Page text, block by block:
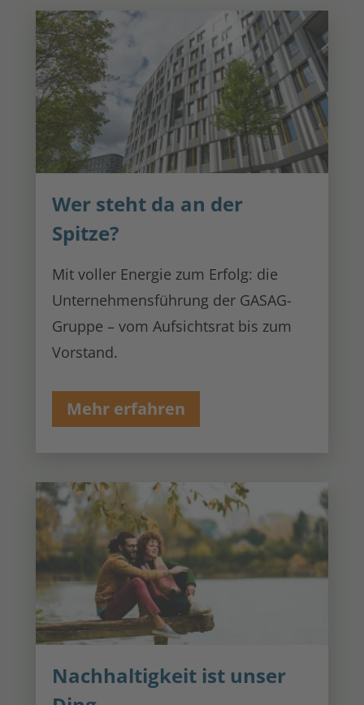
Wer steht da an der
Spitze?
Mit voller Energie zum Erfolg: die
Unternehmensführung der GASAG-
Gruppe – vom Aufsichtsrat bis zum
Vorstand.
Mehr erfahren
Nachhaltigkeit ist unser